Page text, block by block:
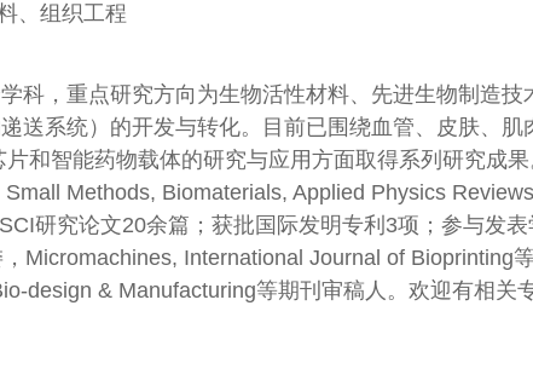
、组织工程
科，重点研究方向为生物活性材料、先进生物制造技
送系统）的开发与转化。目前已围绕血管、皮肤、肌
和智能药物载体的研究与应用方面取得系列研究成
Methods, Biomaterials, Applied Physics
研究论文20余篇；获批国际发明专利3项；参与发表
Micromachines, International Journal of Bioprinting
design & Manufacturing等期刊审稿人。欢迎有相关